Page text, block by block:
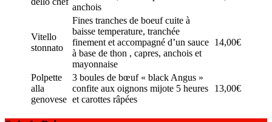
anchois
Vitello
stonnato
Fines tranches de boeuf cuite à
baisse temperature, tranchée
finement et accompagné d’un sauce
à base de thon , capres, anchois et
mayonnaise
14,00€
Polpette
alla
genovese
3 boules de bœuf « black Angus »
confite aux oignons mijote 5 heures
et carottes râpées
13,00€